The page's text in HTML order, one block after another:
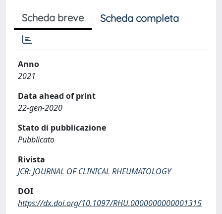
Scheda breve Scheda completa
Anno
2021
Data ahead of print
22-gen-2020
Stato di pubblicazione
Pubblicato
Rivista
JCR: JOURNAL OF CLINICAL RHEUMATOLOGY
DOI
https://dx.doi.org/10.1097/RHU.0000000000001315